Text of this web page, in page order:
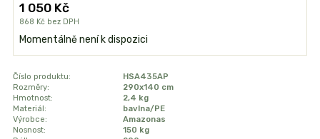
1 050 Kč
868 Kč bez DPH
Momentálně není k dispozici
Číslo produktu:
HSA435AP
Rozměry:
290x140 cm
Hmotnost:
2,4 kg
Materiál:
bavlna/PE
Výrobce:
Amazonas
Nosnost:
150 kg